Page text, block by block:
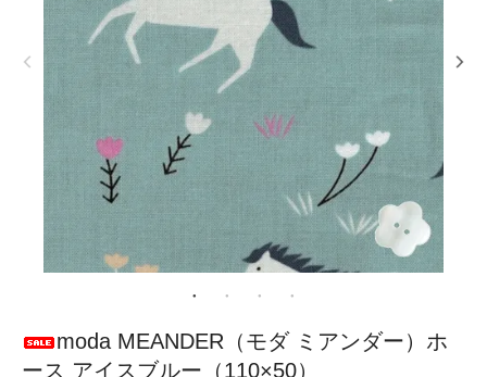
moda MEANDER（モダ ミアンダー）ホ
ース アイスブルー（110×50）